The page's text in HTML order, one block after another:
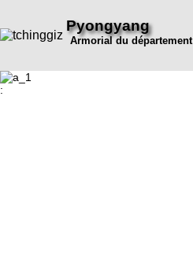
Pyongyang
Armorial du département
: